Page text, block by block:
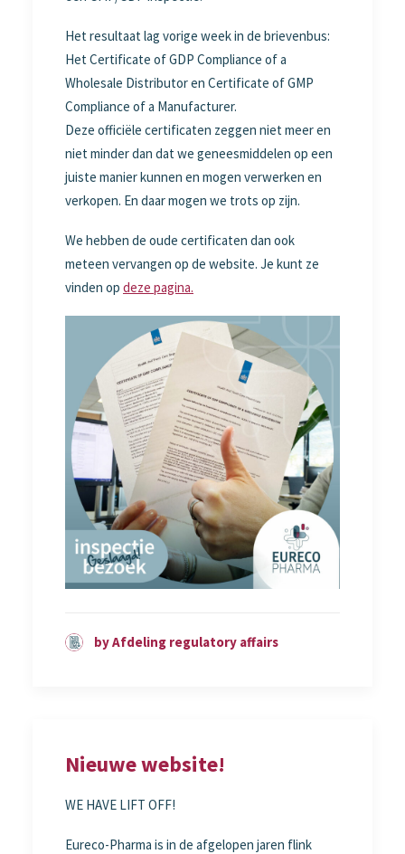
Het resultaat lag vorige week in de brievenbus:
Het Certificate of GDP Compliance of a
Wholesale Distributor en Certificate of GMP
Compliance of a Manufacturer.
Deze officiële certificaten zeggen niet meer en
niet minder dan dat we geneesmiddelen op een
juiste manier kunnen en mogen verwerken en
verkopen. En daar mogen we trots op zijn.
We hebben de oude certificaten dan ook
meteen vervangen op de website. Je kunt ze
vinden op deze pagina.
by Afdeling regulatory affairs
Nieuwe website!
WE HAVE LIFT OFF!
Eureco-Pharma is in de afgelopen jaren flink